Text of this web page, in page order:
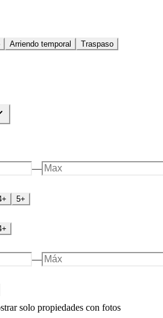
Arriendo temporal Traspaso
—
5+
—
solo propiedades con fotos